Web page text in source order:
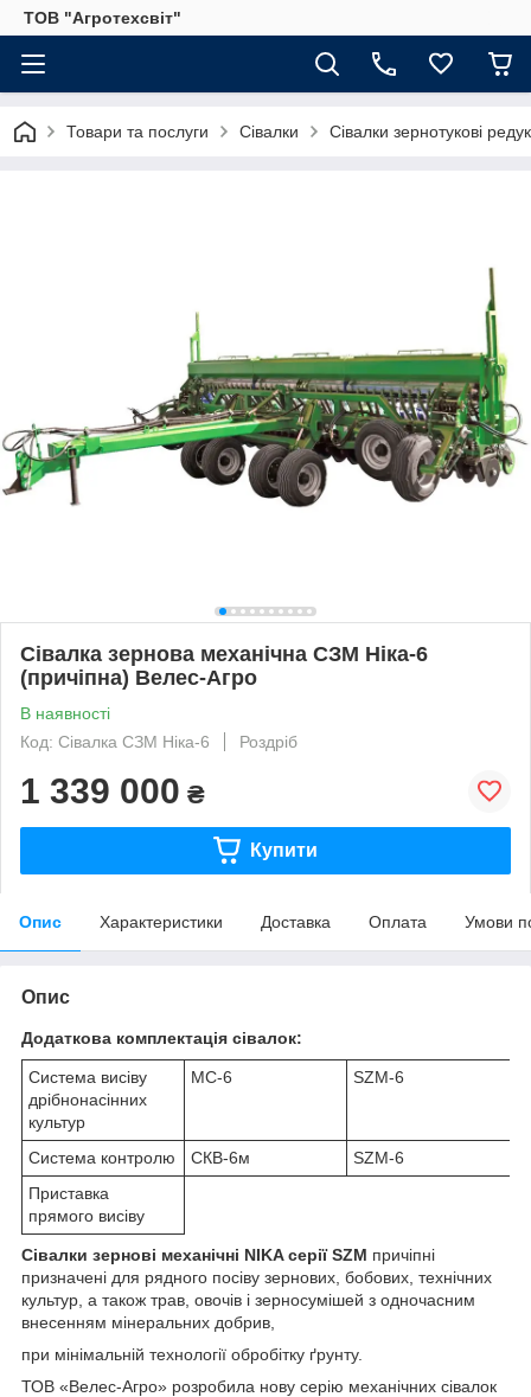
ТОВ "Агротехсвіт"
Товари та послуги Сівалки Сівалки зернотукові
Сівалка зернова механічна СЗМ Ніка-6
(причіпна) Велес-Агро
В наявності
Код: Сівалка СЗМ Ніка-6
Роздріб
1 339 000 ₴
Купити
Опис Характеристики Доставка Оплата Умови
Опис
Додаткова комплектація сівалок:
Система висіву
дрібнонасінних
культур
МС-6 SZM-6
Система контролю СКВ-6м
SZM-6
Приставка
прямого висіву
Сівалки зернові механічні NIKA серії SZM причіпні
призначені для рядного посіву зернових, бобових, технічних
культур, а також трав, овочів і зерносумішей з одночасним
внесенням мінеральних добрив,
при мінімальній технології обробітку ґрунту.
ТОВ «Велес-Агро» розробила нову серію механічних сівалок